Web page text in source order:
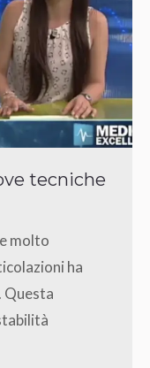
tecniche
molto
ha
Questa